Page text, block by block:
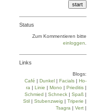
Status
Zum Kommentieren bitte
einloggen
Links
Blogs:
Café | Dun­kel | Facials | Ho­
ra | Linie | Mo­no | Prie­di­tis |
Schmied | Schneck | Spaß |
Stil | Stu­ben­zweig | Tri­pe­rie |
Tsa­gra | Vert |